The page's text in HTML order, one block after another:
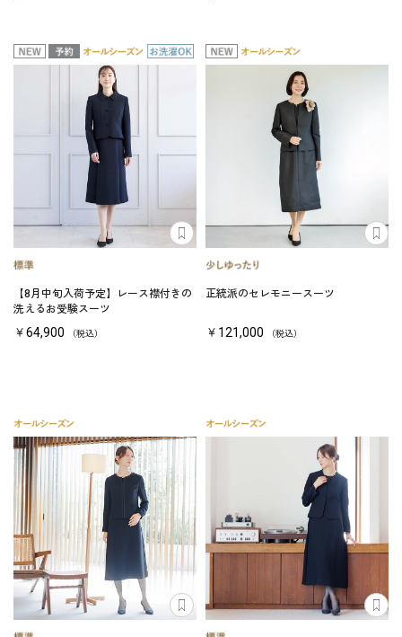
【8月中旬入荷予定】レース襟付きの
洗えるお受験スーツ
￥64,900 （税込）
正統派のセレモニースーツ
￥121,000 （税込）